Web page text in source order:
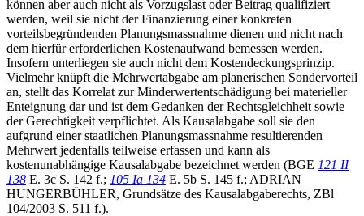
können aber auch nicht als Vorzugslast oder Beitrag qualifiziert
werden, weil sie nicht der Finanzierung einer konkreten
vorteilsbegründenden Planungsmassnahme dienen und nicht nach
dem hierfür erforderlichen Kostenaufwand bemessen werden.
Insofern unterliegen sie auch nicht dem Kostendeckungsprinzip.
Vielmehr knüpft die Mehrwertabgabe am planerischen Sondervorteil
an, stellt das Korrelat zur Minderwertentschädigung bei materieller
Enteignung dar und ist dem Gedanken der Rechtsgleichheit sowie
der Gerechtigkeit verpflichtet. Als Kausalabgabe soll sie den
aufgrund einer staatlichen Planungsmassnahme resultierenden
Mehrwert jedenfalls teilweise erfassen und kann als
kostenunabhängige Kausalabgabe bezeichnet werden (BGE 121 II
138 E. 3c S. 142 f.; 105 Ia 134 E. 5b S. 145 f.; ADRIAN
HUNGERBÜHLER, Grundsätze des Kausalabgaberechts, ZBl
104/2003 S. 511 f.).